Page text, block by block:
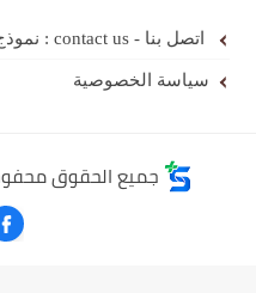
اتصل بنا - contact us : نموذج الاتصال المخصص لمدونة عرباوي
سياسة الخصوصية
جميع الحقوق